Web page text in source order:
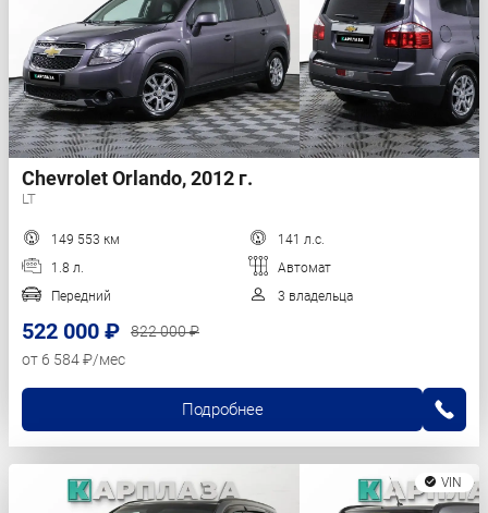
Chevrolet Orlando, 2012 г.
LT
149 553 км
141 л.с.
1.8 л.
Автомат
Передний
3 владельца
522 000 ₽
822 000 ₽
от 6 584 ₽/мес
Подробнее
VIN